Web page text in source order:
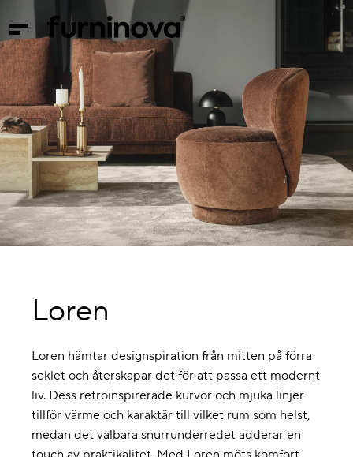
Loren
Loren hämtar designspiration från mitten på förra
seklet och återskapar det för att passa ett modernt
liv. Dess retroinspirerade kurvor och mjuka linjer
tillför värme och karaktär till vilket rum som helst,
medan det valbara snurrunderredet adderar en